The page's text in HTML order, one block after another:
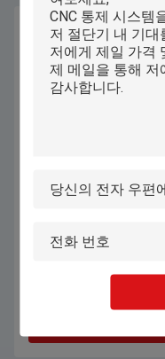
1070nm 1000W 1500W
용접 기계 스테인리스